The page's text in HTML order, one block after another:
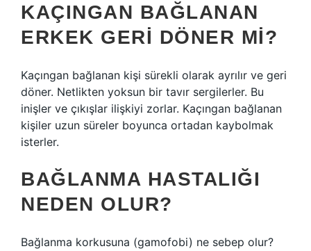
KAÇINGAN BAĞLANAN
ERKEK GERI DÖNER MI?
Kaçıngan bağlanan kişi sürekli olarak ayrılır ve geri
döner. Netlikten yoksun bir tavır sergilerler. Bu
inişler ve çıkışlar ilişkiyi zorlar. Kaçıngan bağlanan
kişiler uzun süreler boyunca ortadan kaybolmak
isterler.
BAĞLANMA HASTALIĞI
NEDEN OLUR?
Bağlanma korkusuna (gamofobi) ne sebep olur?